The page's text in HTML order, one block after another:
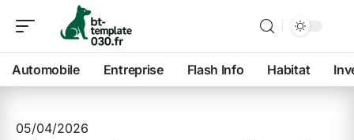
Automobile Entreprise Flash Info Habitat
05/04/2026